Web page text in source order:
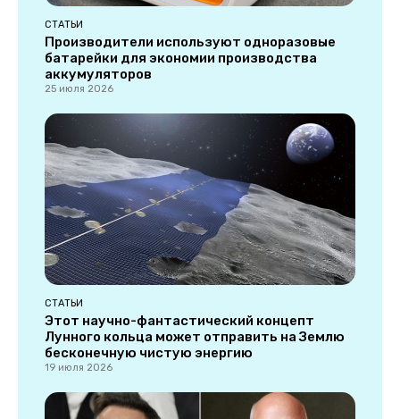
СТАТЬИ
Производители используют одноразовые
батарейки для экономии производства
аккумуляторов
25 июля 2026
СТАТЬИ
Этот научно-фантастический концепт
Лунного кольца может отправить на Землю
бесконечную чистую энергию
19 июля 2026